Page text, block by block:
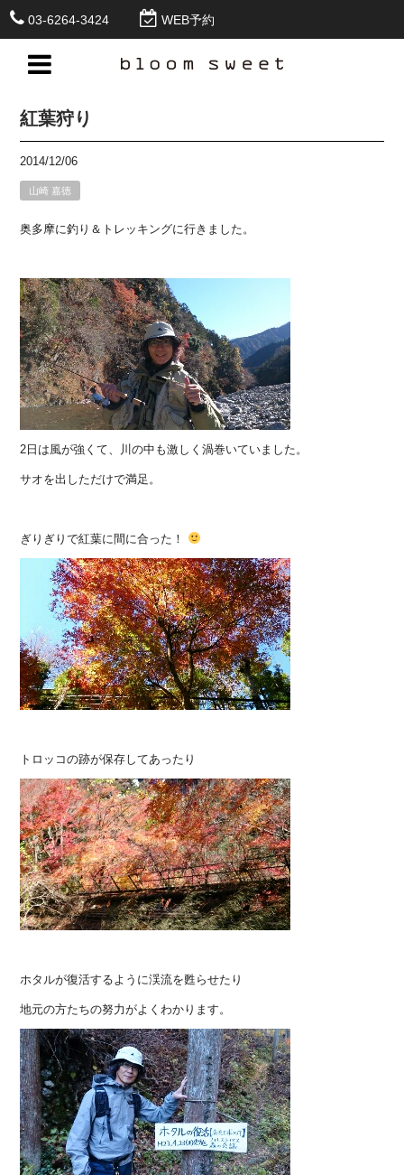
03-6264-3424 WEB予約
紅葉狩り
2014/12/06
山崎 嘉徳
奥多摩に釣り＆トレッキングに行きました。
2日は風が強くて、川の中も激しく渦巻いていました。
サオを出しただけで満足。
ぎりぎりで紅葉に間に合った！
トロッコの跡が保存してあったり
ホタルが復活するように渓流を甦らせたり
地元の方たちの努力がよくわかります。